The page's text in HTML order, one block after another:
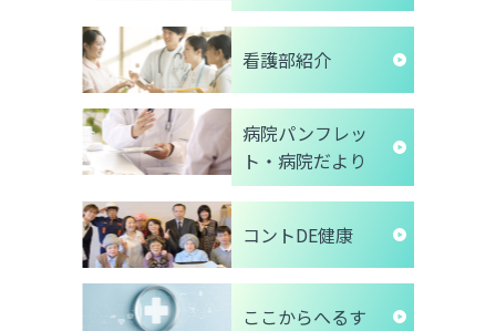
看護部紹介
病院パンフレッ
ト・病院だより
コントDE健康
ここからへるす